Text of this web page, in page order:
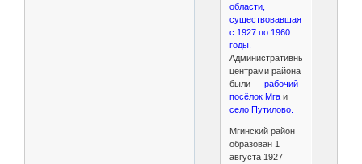
области,
существовавшая
с 1927 по 1960
годы.
Административными
центрами района
были — рабочий
посёлок Мгаи
село Путилово.
Мгинский район
образован 1
августа 1927